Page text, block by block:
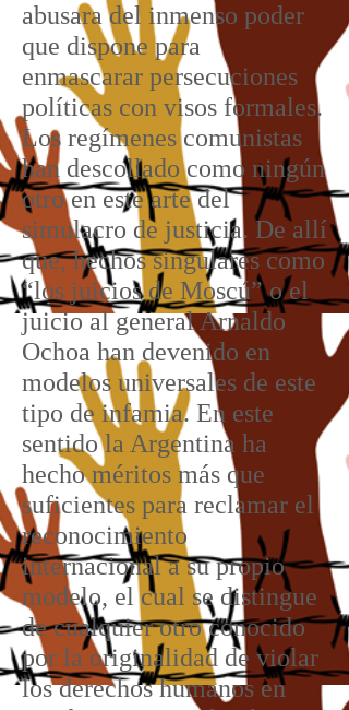
abusara del inmenso poder
que dispone para
enmascarar persecuciones
políticas con visos formales.
Los regímenes comunistas
han descollado como ningún
otro en este arte del
simulacro de justicia. De allí
que, hechos singulares como
“los juicios de Moscú” o el
juicio al general Arnaldo
Ochoa han devenido en
modelos universales de este
tipo de infamia. En este
sentido la Argentina ha
hecho méritos más que
suficientes para reclamar el
reconocimiento
internacional a su propio
modelo, el cual se distingue
de cualquier otro conocido
por la originalidad de violar
los derechos humanos en